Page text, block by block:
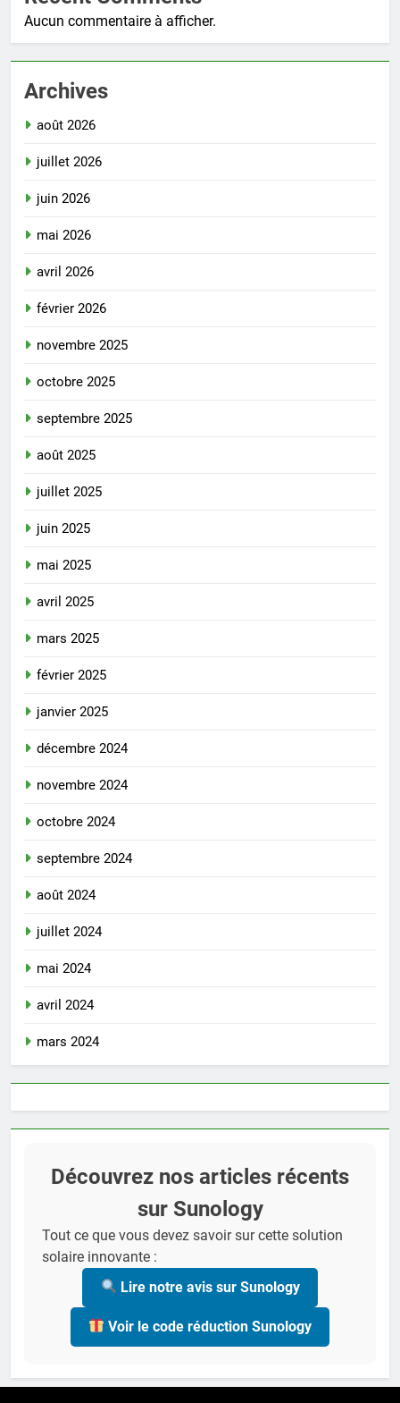
Aucun commentaire à afficher.
Archives
août 2026
juillet 2026
juin 2026
mai 2026
avril 2026
février 2026
novembre 2025
octobre 2025
septembre 2025
août 2025
juillet 2025
juin 2025
mai 2025
avril 2025
mars 2025
février 2025
janvier 2025
décembre 2024
novembre 2024
octobre 2024
septembre 2024
août 2024
juillet 2024
mai 2024
avril 2024
mars 2024
Découvrez nos articles récents
sur Sunology
Tout ce que vous devez savoir sur cette solution
solaire innovante :
Lire notre avis sur Sunology
Voir le code réduction Sunology